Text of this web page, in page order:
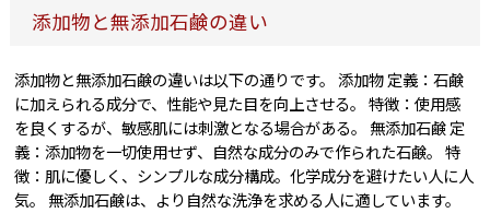
添加物と無添加石鹸の違い
添加物と無添加石鹸の違いは以下の通りです。 添加物 定義：石鹸
に加えられる成分で、性能や見た目を向上させる。 特徴：使用感
を良くするが、敏感肌には刺激となる場合がある。 無添加石鹸 定
義：添加物を一切使用せず、自然な成分のみで作られた石鹸。 特
徴：肌に優しく、シンプルな成分構成。化学成分を避けたい人に人
気。 無添加石鹸は、より自然な洗浄を求める人に適しています。